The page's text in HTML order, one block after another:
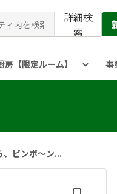
詳細検
索
房【限定ルーム】 事
クルスホールディングス
、ピンポ～ン...